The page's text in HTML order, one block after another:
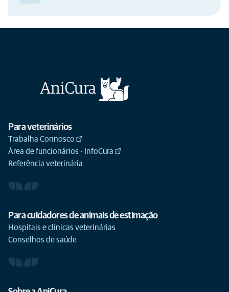
Para veterinários
Trabalha Connosco
Área de funcionários - InfoCura
Referência veterinária
Para cuidadores de animais de estimação
Hospitais e clínicas veterinárias
Conselhos de saúde